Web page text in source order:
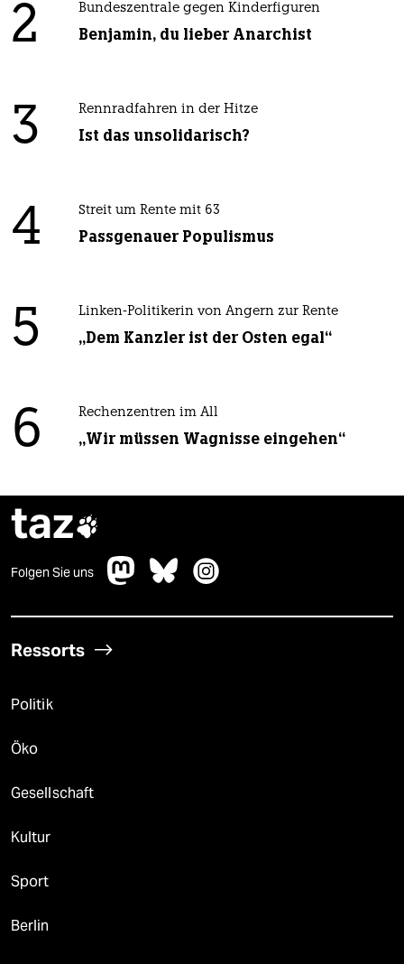
2 Bundeszentrale gegen Kinderfiguren
Benjamin, du lieber Anarchist
3 Rennradfahren in der Hitze
Ist das unsolidarisch?
4 Streit um Rente mit 63
Passgenauer Populismus
5 Linken-Politikerin von Angern zur Rente
„Dem Kanzler ist der Osten egal“
6 Rechenzentren im All
„Wir müssen Wagnisse eingehen“
taz
Folgen Sie uns
Ressorts
Politik
Öko
Gesellschaft
Kultur
Sport
Berlin